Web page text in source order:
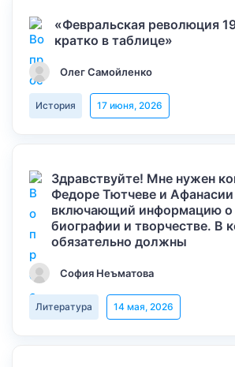
«Февральская революция
кратко в таблице»
Олег Самойленко
История 17 июня, 2026
Здравствуйте! Мне нужен
Федоре Тютчеве и
включающий информацию о
биографии и творчестве. В
обязательно должны
София Неъматова
Литература 14 мая, 2026